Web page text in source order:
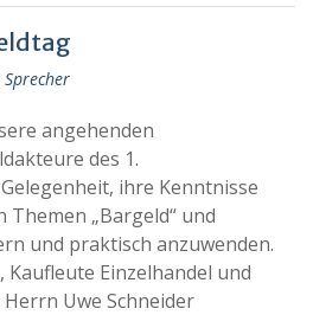
Sprecher
angehenden
des 1.
ihre Kenntnisse
Themen „Bargeld“ und
und praktisch anzuwenden.
Einzelhandel und
Uwe Schneider